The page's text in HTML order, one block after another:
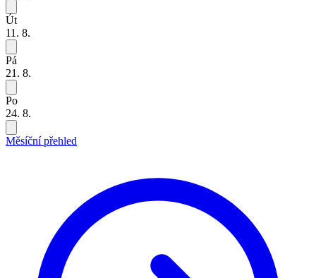
Út
11. 8.
Pá
21. 8.
Po
24. 8.
Měsíční přehled